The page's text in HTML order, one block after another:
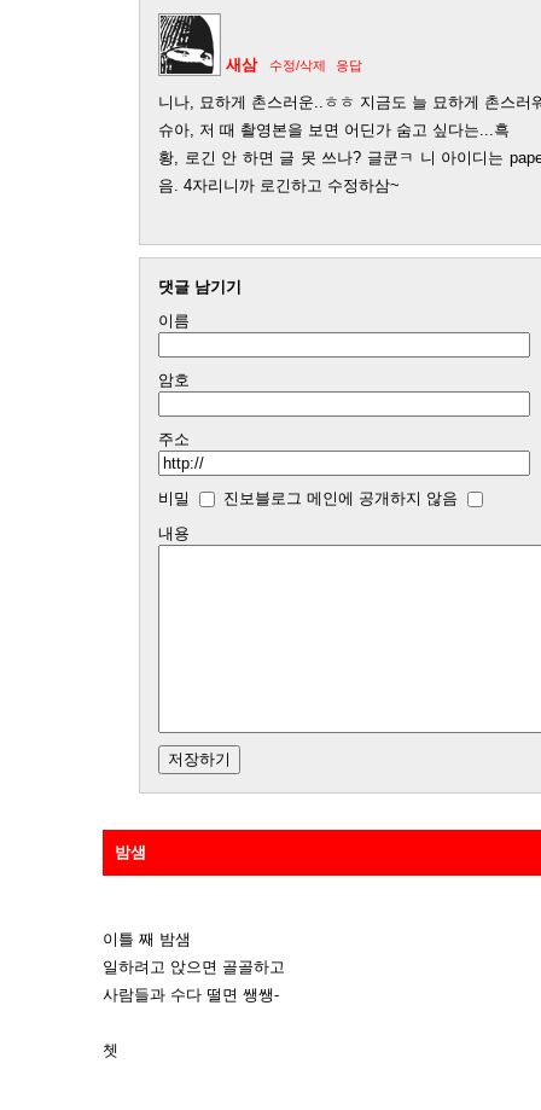
새삼 수정/삭제 응답
니나, 묘하게 촌스러운..ㅎㅎ 지금도 늘 묘하게 촌스러
슈아, 저 때 촬영본을 보면 어딘가 숨고 싶다는...흑
황, 로긴 안 하면 글 못 쓰나? 글쿤ㅋ 니 아이디는
음. 4자리니까 로긴하고 수정하삼~
댓글 남기기
이름
암호
주소
비밀
진보블로그 메인에 공개하지 않음
내용
밤샘
이틀 째 밤샘
일하려고 앉으면 골골하고
사람들과 수다 떨면 쌩쌩-
쳇